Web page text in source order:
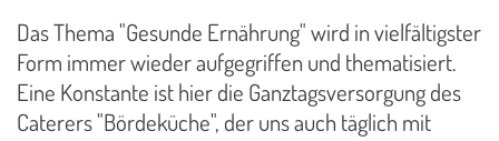
Das Thema "Gesunde Ernährung" wird in vielfältigster
Form immer wieder aufgegriffen und thematisiert.
Eine Konstante ist hier die Ganztagsversorgung des
Caterers "Bördeküche", der uns auch täglich mit